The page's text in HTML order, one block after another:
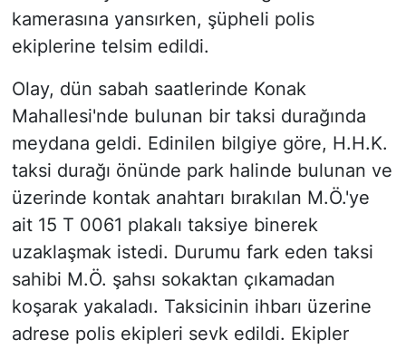
kamerasına yansırken, şüpheli polis
ekiplerine telsim edildi.
Olay, dün sabah saatlerinde Konak
Mahallesi'nde bulunan bir taksi durağında
meydana geldi. Edinilen bilgiye göre, H.H.K.
taksi durağı önünde park halinde bulunan ve
üzerinde kontak anahtarı bırakılan M.Ö.'ye
ait 15 T 0061 plakalı taksiye binerek
uzaklaşmak istedi. Durumu fark eden taksi
sahibi M.Ö. şahsı sokaktan çıkamadan
koşarak yakaladı. Taksicinin ihbarı üzerine
adrese polis ekipleri sevk edildi. Ekipler